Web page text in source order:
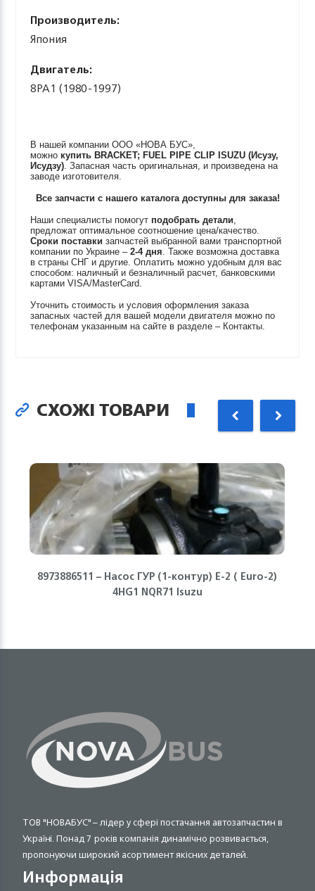
Производитель:
Япония
Двигатель:
8PA1 (1980-1997)
В нашей компании ООО «НОВА БУС»,
можно купить BRACKET; FUEL PIPE CLIP ISUZU (Исузу,
Исудзу). Запасная часть оригинальная, и произведена на
заводе изготовителя.
Все запчасти с нашего каталога доступны для заказа!
Наши специалисты помогут подобрать детали,
предложат оптимальное соотношение цена/качество.
Сроки поставки запчастей выбранной вами транспортной
компании по Украине –2-4 дня. Также возможна доставка
в страны СНГ и другие. Оплатить можно удобным для вас
способом: наличный и безналичный расчет, банковскими
картами VISA/MasterCard.
Уточнить стоимость и условия оформления заказа
запасных частей для вашей модели двигателя можно по
телефонам указанным на сайте в разделе – Контакты.
СХОЖІ ТОВАРИ
8973886511 – Насос ГУР (1-контур) Е-2 ( Euro-2)
4HG1 NQR71 Isuzu
ТОВ "НОВАБУС" – лідер у сфері постачання автозапчастин в
Україні. Понад 7 років компанія динамічно розвивається,
пропонуючи широкий асортимент якісних деталей.
Информація